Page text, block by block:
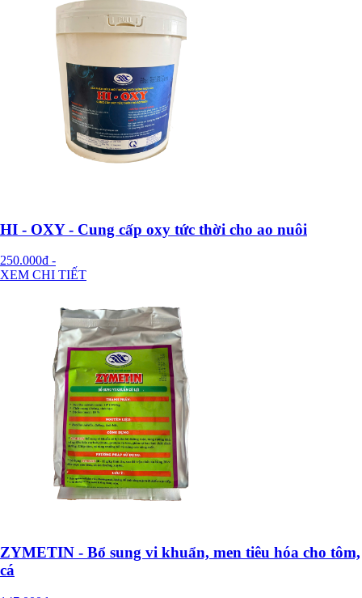
HI - OXY - Cung cấp oxy tức thời cho ao nuôi
250.000đ -
XEM CHI TIẾT
ZYMETIN - Bổ sung vi khuẩn, men tiêu hóa cho tôm,
cá